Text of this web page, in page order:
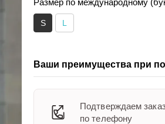
Размер по международному
S L
Ваши преимущества при
Подтверждаем
по телефону